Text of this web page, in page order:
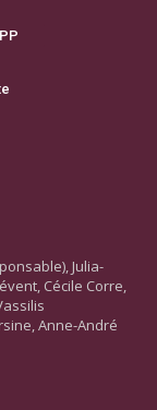
Julia-
Cécile Corre,
Anne-André